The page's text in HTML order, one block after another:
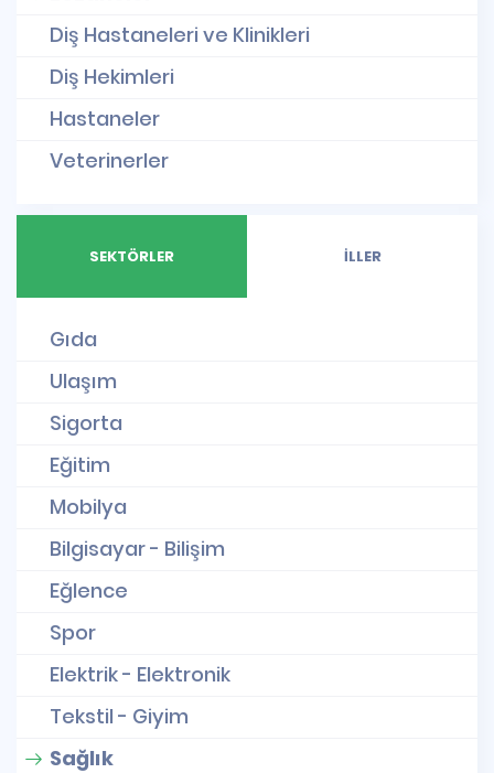
Diş Hastaneleri ve Klinikleri
Diş Hekimleri
Hastaneler
Veterinerler
SEKTÖRLER İLLER
Gıda
Ulaşım
Sigorta
Eğitim
Mobilya
Bilgisayar - Bilişim
Eğlence
Spor
Elektrik - Elektronik
Tekstil - Giyim
Sağlık